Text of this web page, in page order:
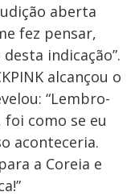
aberta
fez pensar,
indicação”.
alcançou o
“Lembro-
foi como se eu
aconteceria.
a Coreia e